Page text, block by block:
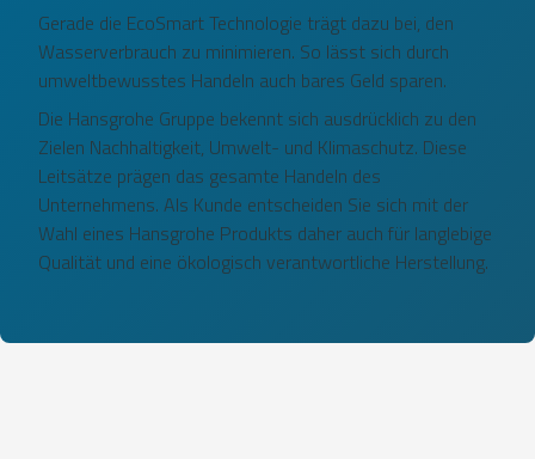
Gerade die EcoSmart Technologie trägt dazu bei, den
Wasserverbrauch zu minimieren. So lässt sich durch
umweltbewusstes Handeln auch bares Geld sparen.
Die Hansgrohe Gruppe bekennt sich ausdrücklich zu den
Zielen Nachhaltigkeit, Umwelt- und Klimaschutz. Diese
Leitsätze prägen das gesamte Handeln des
Unternehmens. Als Kunde entscheiden Sie sich mit der
Wahl eines Hansgrohe Produkts daher auch für langlebige
Qualität und eine ökologisch verantwortliche Herstellung.